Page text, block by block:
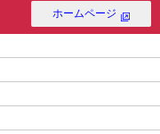
ホームページ